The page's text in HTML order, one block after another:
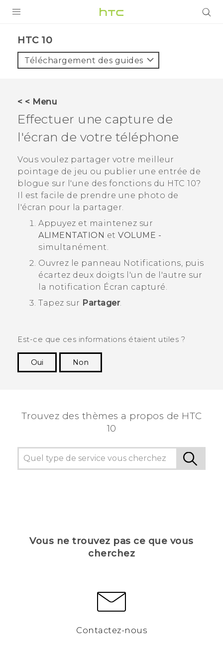
VIVE
VIVERSE
SUPPORT
Appareils HTC & Accessoires
Achat & Règlement Questions
HTC 10‎
Téléchargement des guides
< < Menu
Effectuer une capture de
l'écran de votre téléphone
Vous voulez partager votre meilleur
pointage de jeu ou publier une entrée de
blogue sur l'une des fonctions du HTC 10?
Il est facile de prendre une photo de
l'écran pour la partager.
Appuyez et maintenez sur
ALIMENTATION et VOLUME -
simultanément.
Ouvrez le panneau Notifications, puis
écartez deux doigts l'un de l'autre sur
la notification Écran capturé.
Tapez sur Partager.
Est-ce que ces informations étaient utiles ?
Oui
Non
Trouvez des thèmes a propos de HTC
10
Vous ne trouvez pas ce que vous
cherchez
Contactez-nous